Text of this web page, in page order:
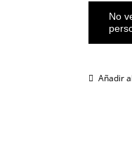
No
Añadir